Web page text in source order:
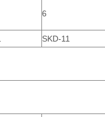
6
SKD-11